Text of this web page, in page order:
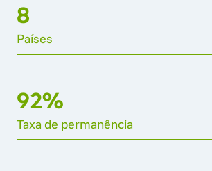
8
Países
92%
Taxa de permanência